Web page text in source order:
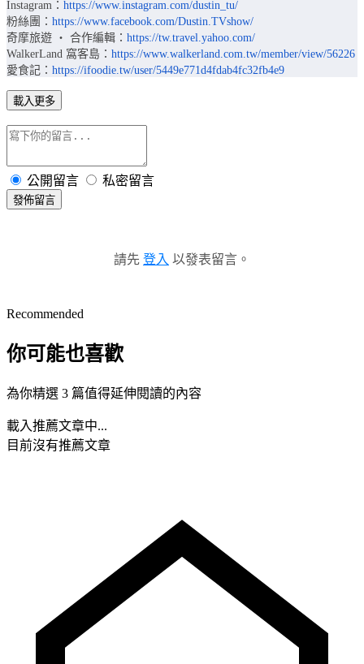
Instagram： https://www.instagram.com/dustin_tu/
粉絲團： https://www.facebook.com/Dustin.TVshow/
奇摩旅遊 ‧ 合作編輯： https://tw.travel.yahoo.com/
WalkerLand 窩客島： https://www.walkerland.com.tw/member/view/56226
愛食記： https://ifoodie.tw/user/5449e771d4fdab4fc32fb4e9
載入更多
公開留言 私密留言
發佈留言
請先 登入 以發表留言。
Recommended
你可能也喜歡
為你精選 3 篇值得延伸閱讀的內容
載入推薦文章中...
目前沒有推薦文章